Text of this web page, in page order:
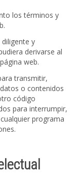
los términos y
y
derivarse al
web.
transmitir,
o contenidos
código
para interrumpir,
programa